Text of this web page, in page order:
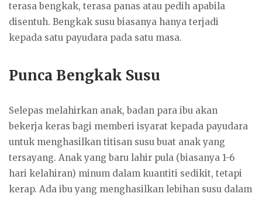
terasa bengkak, terasa panas atau pedih apabila
disentuh. Bengkak susu biasanya hanya terjadi
kepada satu payudara pada satu masa.
Punca Bengkak Susu
Selepas melahirkan anak, badan para ibu akan
bekerja keras bagi memberi isyarat kepada payudara
untuk menghasilkan titisan susu buat anak yang
tersayang. Anak yang baru lahir pula (biasanya 1-6
hari kelahiran) minum dalam kuantiti sedikit, tetapi
kerap. Ada ibu yang menghasilkan lebihan susu dalam